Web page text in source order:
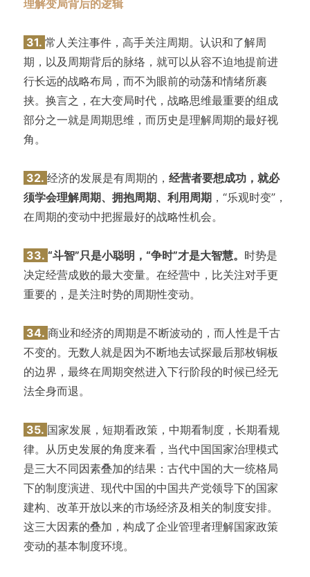
理解变局背后的逻辑
31. 常人关注事件，高手关注周期。认识和了解周
期，以及周期背后的脉络，就可以从容不迫地提前进
行长远的战略布局，而不为眼前的动荡和情绪所裹
挟。换言之，在大变局时代，战略思维最重要的组成
部分之一就是周期思维，而历史是理解周期的最好视
角。
32. 经济的发展是有周期的， 经营者要想成功，就必
须学会理解周期、拥抱周期、利用周期，“乐观时变”，
在周期的变动中把握最好的战略性机会。
33. “斗智”只是小聪明，“争时”才是大智慧。 时势是
决定经营成败的最大变量。在经营中，比关注对手更
重要的，是关注时势的周期性变动。
34. 商业和经济的周期是不断波动的，而人性是千古
不变的。无数人就是因为不断地去试探最后那枚铜板
的边界，最终在周期突然进入下行阶段的时候已经无
法全身而退。
35. 国家发展，短期看政策，中期看制度，长期看规
律。从历史发展的角度来看，当代中国国家治理模式
是三大不同因素叠加的结果：古代中国的大一统格局
下的制度演进、现代中国的中国共产党领导下的国家
建构、改革开放以来的市场经济及相关的制度安排。
这三大因素的叠加，构成了企业管理者理解国家政策
变动的基本制度环境。